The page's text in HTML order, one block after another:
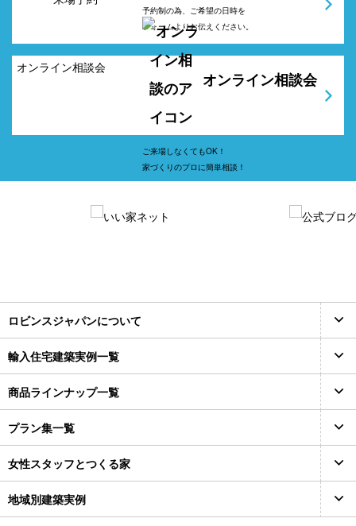
予約制の為、ご希望の日時を
フォームよりお伝えください。
オンライン相談会
ご来場しなくてもOK！
家づくりのプロに簡単相談！
ロビンスジャパンについて
輸入住宅建築実例一覧
商品ラインナップ一覧
プラン集一覧
女性スタッフとつくる家
地域別建築実例